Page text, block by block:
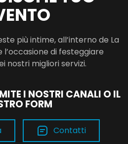
più intime, all’interno de La
di festeggiare
nostri migliori servizi.
I NOSTRI CANALI O IL
FORM
Contatti